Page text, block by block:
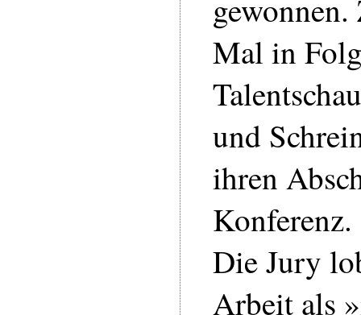
Mal in
und
ihren
Konferenz.
Die Jury
Arbeit als